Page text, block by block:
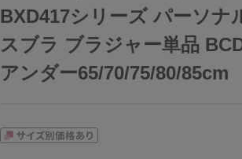
BXD417シリーズ パーソナ
スブラ ブラジャー単品
アンダー65/70/75/80/85cm